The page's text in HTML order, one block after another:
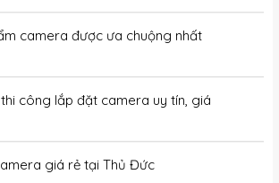
camera được ưa chuộng nhất
công lắp đặt camera uy tín, giá
giá rẻ tại Thủ Đức